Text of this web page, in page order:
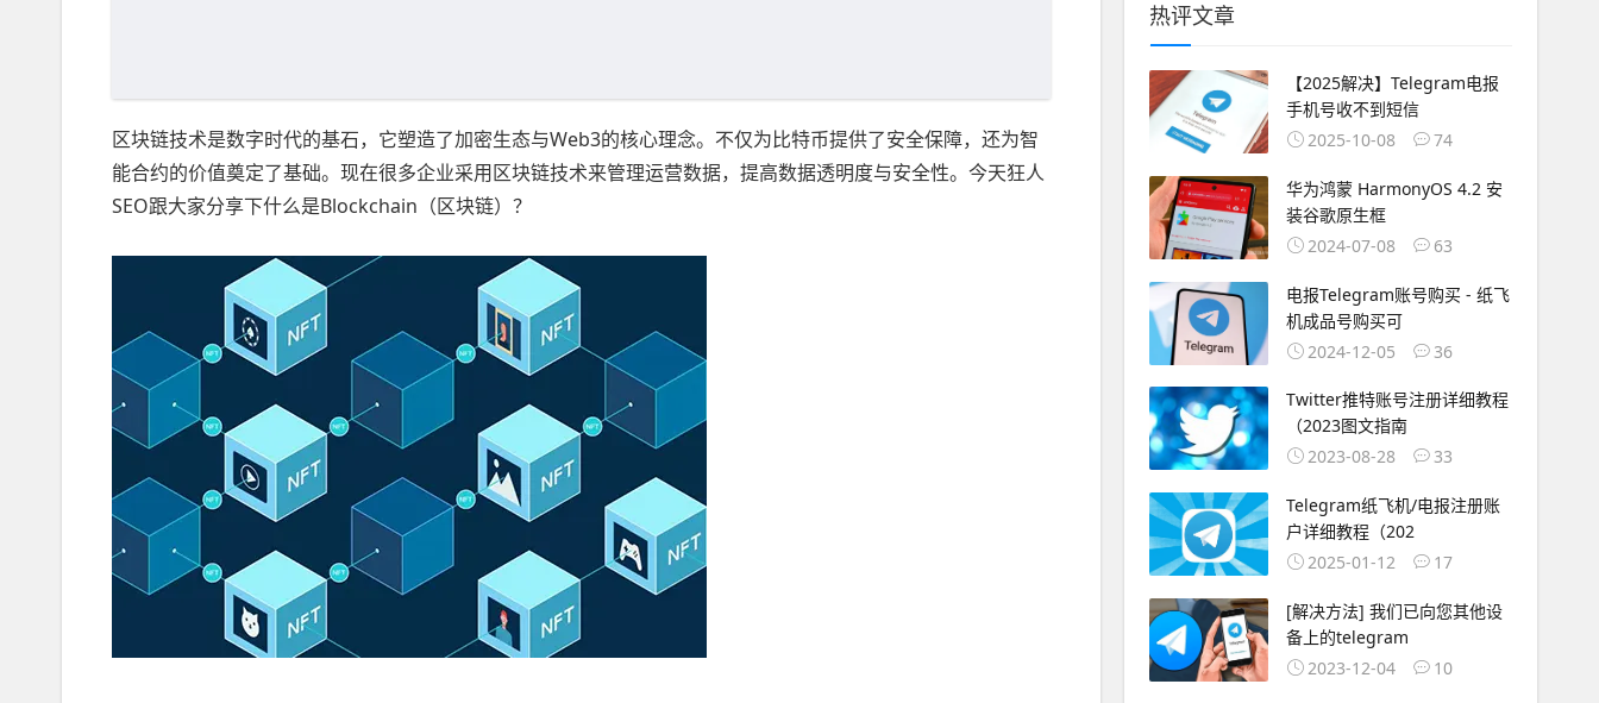
区块链技术是数字时代的基石，它塑造了加密生态与Web3的核心理念。不仅为比特币提供了安全保障，还为智
能合约的价值奠定了基础。现在很多企业采用区块链技术来管理运营数据，提高数据透明度与安全性。今天狂人
SEO跟大家分享下什么是Blockchain（区块链）？
热评文章
【2025解决】Telegram电报
手机号收不到短信
2025-10-08
74
华为鸿蒙 HarmonyOS 4.2 安
装谷歌原生框
2024-07-08
63
电报Telegram账号购买 - 纸飞
机成品号购买可
2024-12-05
36
Twitter推特账号注册详细教程
（2023图文指南
2023-08-28
33
Telegram纸飞机/电报注册账
户详细教程（202
2025-01-12
17
[解决方法] 我们已向您其他设
备上的telegram
2023-12-04
10